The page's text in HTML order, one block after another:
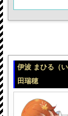
伊波 まひる（
田瑞穂